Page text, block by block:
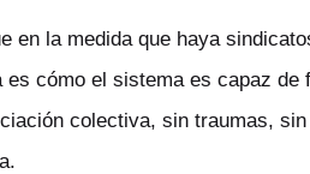
en la medida que haya
cómo el sistema es capaz de
colectiva, sin traumas,